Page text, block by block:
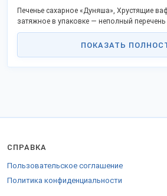
Печенье сахарное «Дуняша», Хрустящие
затяжное в упаковке — неполный
наименований продукции, покупайте
В каталоге уже известные товары и новая
Для закупки за пределы РФ
Отправьте заказ настранице компании
ПОКАЗАТЬ
СПРАВКА
Пользовательское соглашение
Политика конфиденциальности